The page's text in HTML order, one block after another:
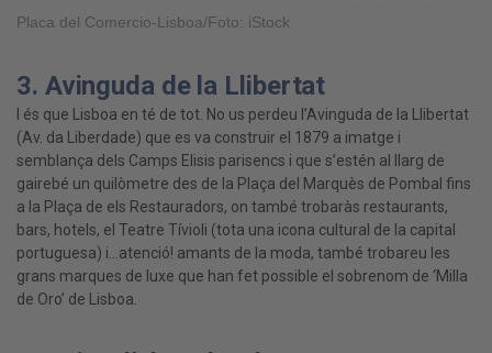
Placa del Comercio-Lisboa/Foto: iStock
3. Avinguda de la Llibertat
I és que Lisboa en té de tot. No us perdeu l’Avinguda de la Llibertat
(Av. da Liberdade) que es va construir el 1879 a imatge i
semblança dels Camps Elisis parisencs i que s’estén al llarg de
gairebé un quilòmetre des de la Plaça del Marquès de Pombal fins
a la Plaça de els Restauradors, on també trobaràs restaurants,
bars, hotels, el Teatre Tívioli (tota una icona cultural de la capital
portuguesa) i…atenció! amants de la moda, també trobareu les
grans marques de luxe que han fet possible el sobrenom de ‘Milla
de Oro’ de Lisboa.